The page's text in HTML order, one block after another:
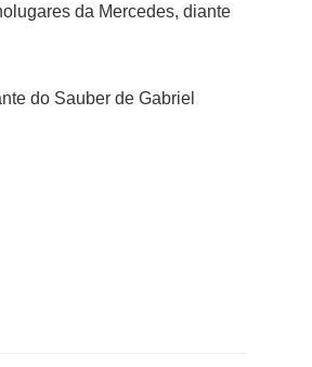
da Mercedes, diante
do Sauber de Gabriel